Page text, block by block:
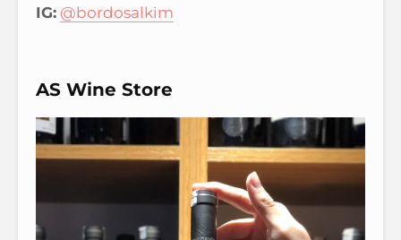
IG: @bordosalkim
AS Wine Store